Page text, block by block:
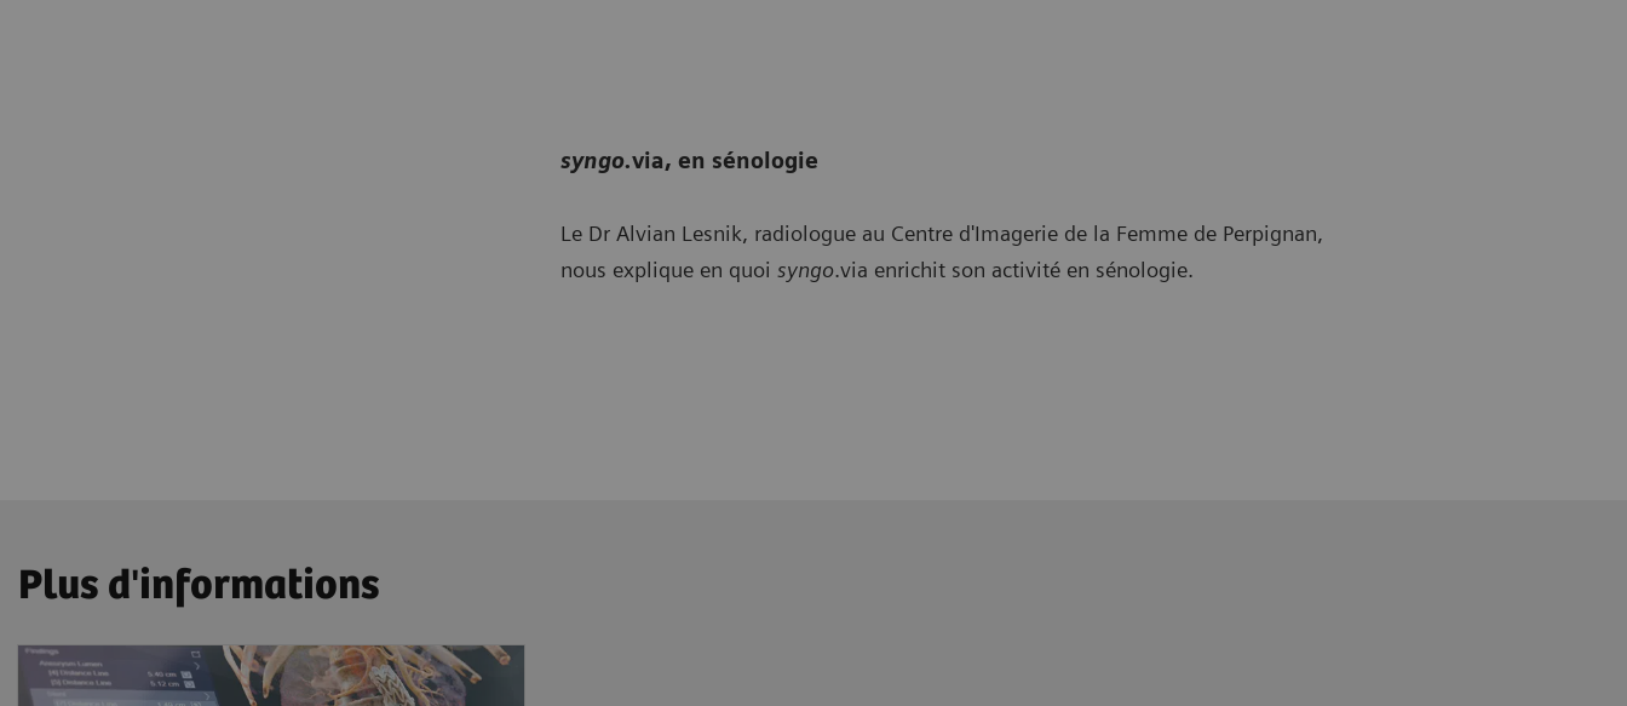
syngo.via, en sénologie
Le Dr Alvian Lesnik, radiologue au Centre d'Imagerie de la Femme de Perpignan,
nous explique en quoi syngo.via enrichit son activité en sénologie.
Plus d'informations